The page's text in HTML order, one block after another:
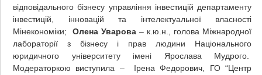
відповідального бізнесу управління інвестицій департаменту
інвестицій, інновацій та інтелектуальної власності
Мінекономіки; Олена Уварова – к.ю.н., голова Міжнародної
лабораторії з бізнесу і прав людини Національного
юридичного університету імені Ярослава Мудрого.
Модераторкою виступила – Ірена Федорович, ГО “Центр